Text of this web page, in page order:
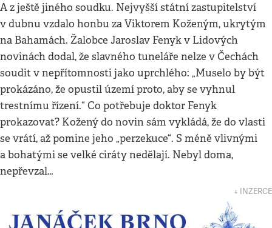
A z ještě jiného soudku. Nejvyšší státní zastupitelství
v dubnu vzdalo honbu za Viktorem Koženým, ukrytým
na Bahamách. Žalobce Jaroslav Fenyk v Lidových
novinách dodal, že slavného tuneláře nelze v Čechách
soudit v nepřítomnosti jako uprchlého: „Muselo by být
prokázáno, že opustil území proto, aby se vyhnul
trestnímu řízení.“ Co potřebuje doktor Fenyk
prokazovat? Kožený do novin sám vykládá, že do vlasti
se vrátí, až pomine jeho „perzekuce“. S méně vlivnými
a bohatými se velké ciráty nedělají. Nebyl doma,
nepřevzal…
↓ INZERCE